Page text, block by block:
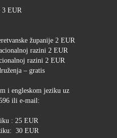
EUR
županije 2 EUR
razini 2 EUR
razini 2 EUR
– gratis
i engleskom jeziku uz
ili e-mail:
: 25 EUR
30 EUR